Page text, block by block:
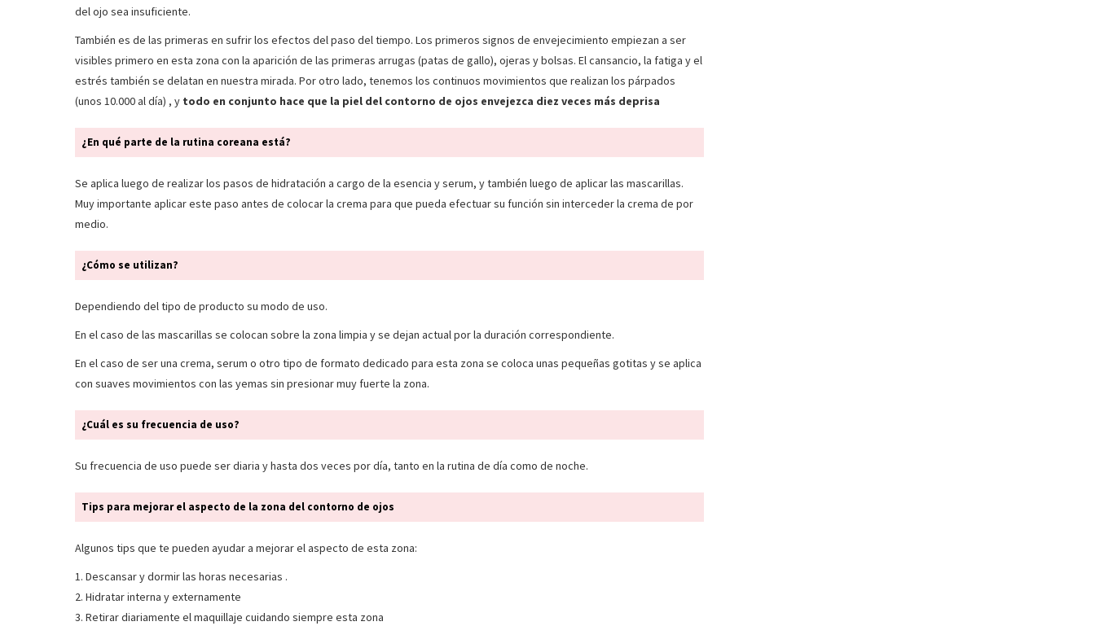
del ojo sea insuficiente.
También es de las primeras en sufrir los efectos del paso del tiempo. Los primeros signos de envejecimiento empiezan a ser
visibles primero en esta zona con la aparición de las primeras arrugas (patas de gallo), ojeras y bolsas. El cansancio, la fatiga y el
estrés también se delatan en nuestra mirada. Por otro lado, tenemos los continuos movimientos que realizan los párpados
(unos 10.000 al día) , y todo en conjunto hace que la piel del contorno de ojos envejezca diez veces más deprisa
¿En qué parte de la rutina coreana está?
Se aplica luego de realizar los pasos de hidratación a cargo de la esencia y serum, y también luego de aplicar las mascarillas.
Muy importante aplicar este paso antes de colocar la crema para que pueda efectuar su función sin interceder la crema de por
medio.
¿Cómo se utilizan?
Dependiendo del tipo de producto su modo de uso.
En el caso de las mascarillas se colocan sobre la zona limpia y se dejan actual por la duración correspondiente.
En el caso de ser una crema, serum o otro tipo de formato dedicado para esta zona se coloca unas pequeñas gotitas y se aplica
con suaves movimientos con las yemas sin presionar muy fuerte la zona.
¿Cuál es su frecuencia de uso?
Su frecuencia de uso puede ser diaria y hasta dos veces por día, tanto en la rutina de día como de noche.
Tips para mejorar el aspecto de la zona del contorno de ojos
Algunos tips que te pueden ayudar a mejorar el aspecto de esta zona:
1. Descansar y dormir las horas necesarias .
2. Hidratar interna y externamente
3. Retirar diariamente el maquillaje cuidando siempre esta zona